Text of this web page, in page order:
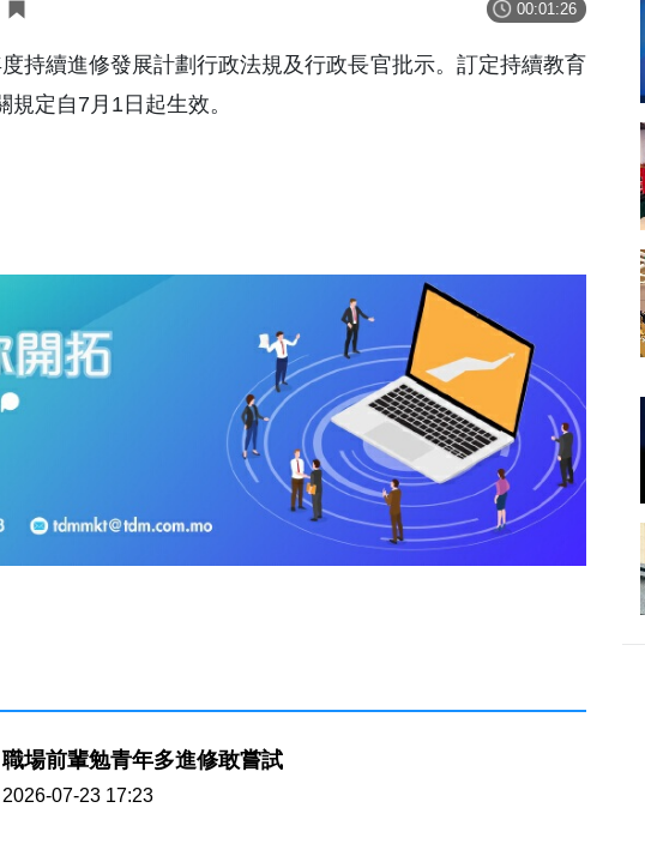
00:01:26
持續進修發展計劃行政法規及行政長官批示。訂定持續教育
定自7月1日起生效。
職場前輩勉青年多進修敢嘗試
2026-07-23 17:23